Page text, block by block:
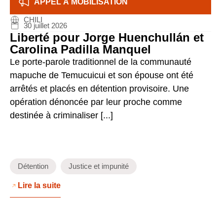
APPEL À MOBILISATION
CHILI
30 juillet 2026
Liberté pour Jorge Huenchullán et
Carolina Padilla Manquel
Le porte-parole traditionnel de la communauté
mapuche de Temucuicui et son épouse ont été
arrêtés et placés en détention provisoire. Une
opération dénoncée par leur proche comme
destinée à criminaliser [...]
Détention Justice et impunité
Lire la suite